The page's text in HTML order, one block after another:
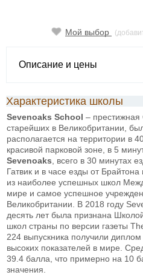
Мой выбор
Описание и цены
Характеристика школы
Sevenoaks School – престижная
старейших в Великобритании,
располагается на территории в
красивой парковой зоне, в 5
Sevenoaks , всего в 30 минутах
Гатвик и в часе езды от
из наиболее успешных школ
мире и самое успешное
Великобритании. В 2018 году
десять лет была признана
школ страны по версии газеты
224 выпускника получили
высоких показателей в мире.
39.4 балла, что примерно на 10
значения.